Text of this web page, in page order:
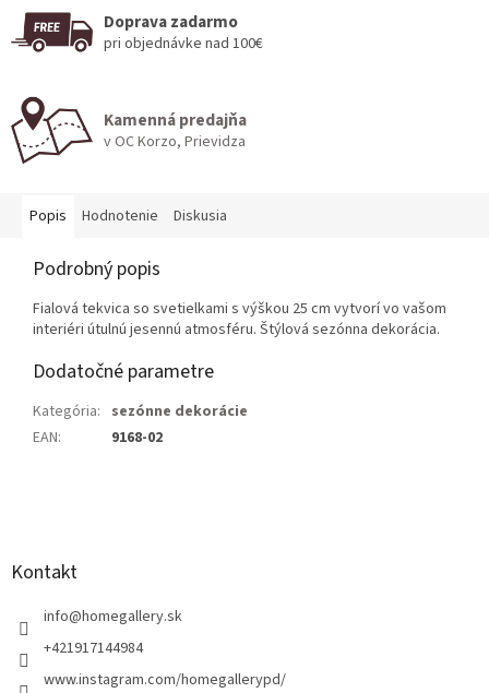
Doprava zadarmo
pri objednávke nad 100€
Kamenná predajňa
v OC Korzo, Prievidza
Popis Hodnotenie Diskusia
Podrobný popis
Fialová tekvica so svetielkami s výškou 25 cm vytvorí vo vašom
interiéri útulnú jesennú atmosféru. Štýlová sezónna dekorácia.
Dodatočné parametre
Kategória: sezónne dekorácie
EAN: 9168-02
Kontakt
info@homegallery.sk
+421917144984
www.instagram.com/homegallerypd/